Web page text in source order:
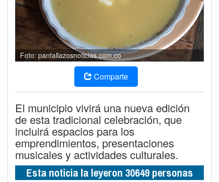
Foto: pantallazosnoticias.com.co
Comparte
El municipio vivirá una nueva edición
de esta tradicional celebración, que
incluirá espacios para los
emprendimientos, presentaciones
musicales y actividades culturales.
Esta noticia la leyeron 30649 personas